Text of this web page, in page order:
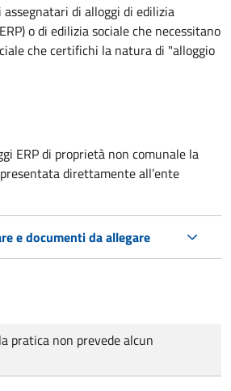
di alloggi di edilizia
o di edilizia sociale che necessitano
che certifichi la natura di "alloggio
ERP di proprietà non comunale la
direttamente all’ente
e documenti da allegare
pratica non prevede alcun